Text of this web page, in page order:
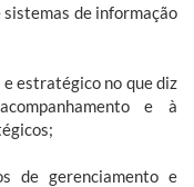
sistemas de informação
estratégico no que diz
e à
de gerenciamento e